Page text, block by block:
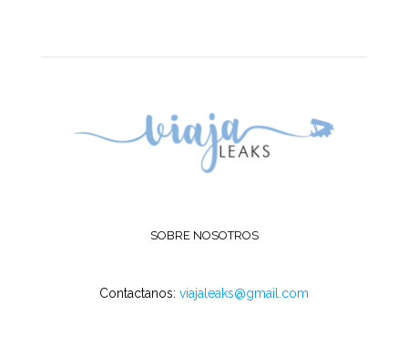
SOBRE NOSOTROS
Contactanos: viajaleaks@gmail.com